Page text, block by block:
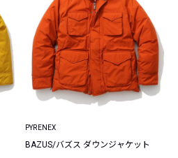
PYRENEX
BAZUS/バズス ダウンジャケット